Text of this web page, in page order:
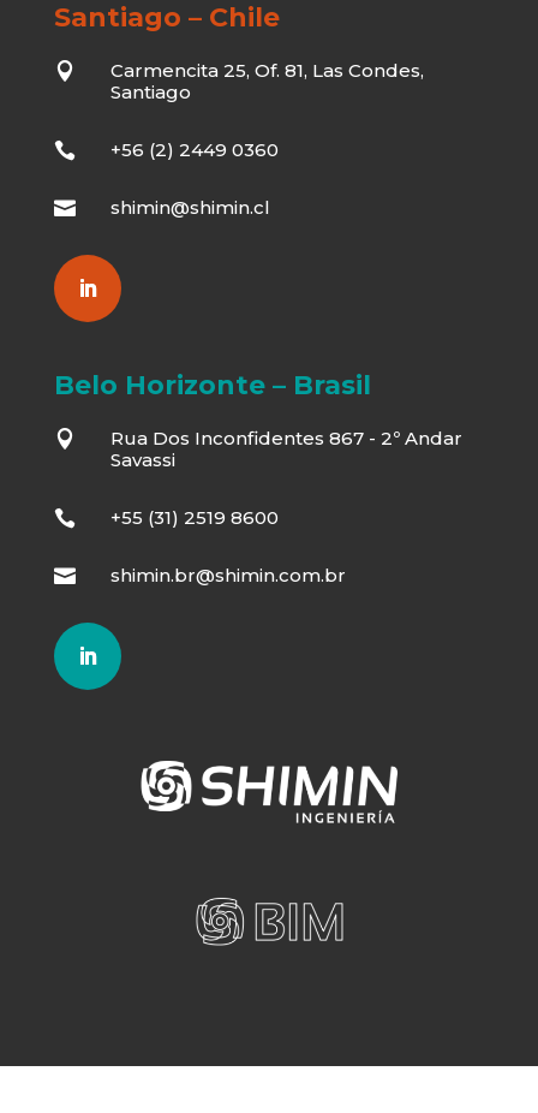
Santiago – Chile

Carmencita 25, Of. 81, Las Condes,
Santiago
 +56 (2) 2449 0360
 shimin@shimin.cl
Belo Horizonte – Brasil

Rua Dos Inconfidentes 867 - 2º Andar
Savassi
 +55 (31) 2519 8600
 shimin.br@shimin.com.br